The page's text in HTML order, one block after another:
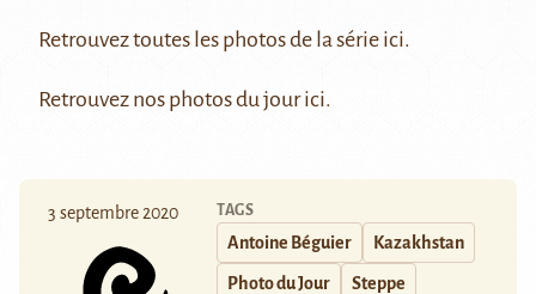
Retrouvez toutes les photos de la série ici.
Retrouvez nos photos du jourici.
3 septembre 2020 TAGS
Antoine Béguier Kazakhstan
Photo du Jour Steppe